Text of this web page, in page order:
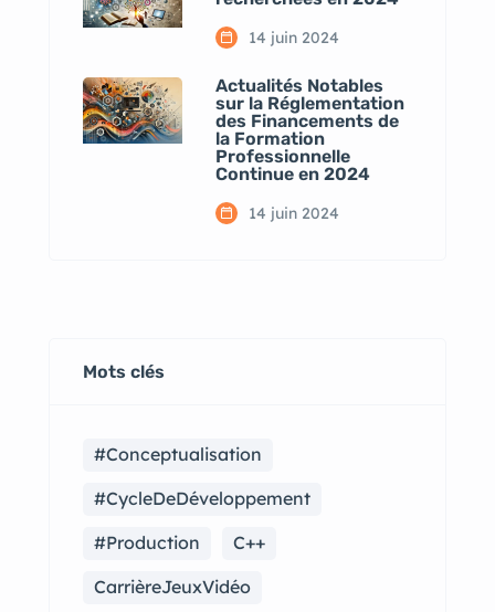
14 juin 2024
Actualités Notables
sur la Réglementation
des Financements de
la Formation
Professionnelle
Continue en 2024
14 juin 2024
Mots clés
#Conceptualisation
#CycleDeDéveloppement
#Production
C++
CarrièreJeuxVidéo